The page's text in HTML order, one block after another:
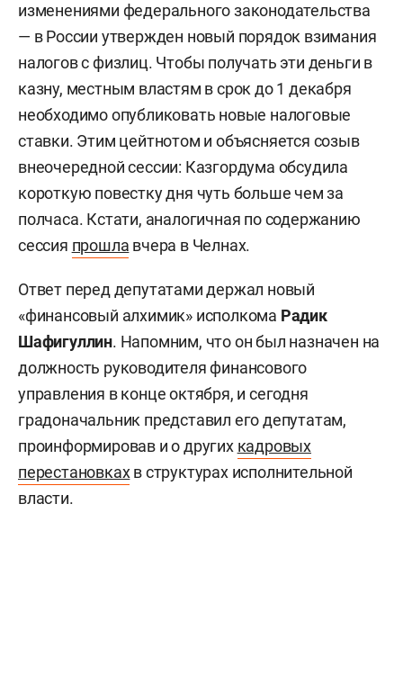
изменениями федерального законодательства
— в России утвержден новый порядок взимания
налогов с физлиц. Чтобы получать эти деньги в
казну, местным властям в срок до 1 декабря
необходимо опубликовать новые налоговые
ставки. Этим цейтнотом и объясняется созыв
внеочередной сессии: Казгордума обсудила
короткую повестку дня чуть больше чем за
полчаса. Кстати, аналогичная по содержанию
сессия прошла вчера в Челнах.
Ответ перед депутатами держал новый
«финансовый алхимик» исполкома Радик
Шафигуллин. Напомним, что он был назначен на
должность руководителя финансового
управления в конце октября, и сегодня
градоначальник представил его депутатам,
проинформировав и о других кадровых
перестановкахв структурах исполнительной
власти.